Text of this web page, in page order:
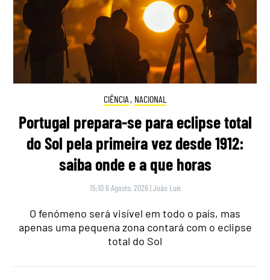
CIÊNCIA , NACIONAL
Portugal prepara-se para eclipse total
do Sol pela primeira vez desde 1912:
saiba onde e a que horas
15:10 6 Agosto, 2026 |João Luís
O fenómeno será visível em todo o país, mas
apenas uma pequena zona contará com o eclipse
total do Sol